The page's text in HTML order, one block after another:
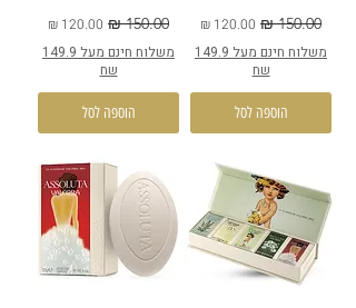
מחיר רגיל מחיר מבצע
משלוח חינם מעל 149.9
שח
הוספה לסל
מחיר רגיל מחיר מבצע
משלוח חינם מעל 149.9
שח
הוספה לסל